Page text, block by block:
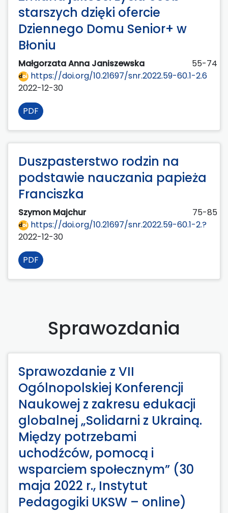
starszych dzięki ofercie
Dziennego Domu Senior+ w
Błoniu
Małgorzata Anna Janiszewska
55-74
https://doi.org/10.21697/snr.2022.59-60.1-2.6
2022-12-30
PDF
Duszpasterstwo rodzin na
podstawie nauczania papieża
Franciszka
Szymon Majchur
75-85
https://doi.org/10.21697/snr.2022.59-60.1-2.?
2022-12-30
PDF
Sprawozdania
Sprawozdanie z VII
Ogólnopolskiej Konferencji
Naukowej z zakresu edukacji
globalnej „Solidarni z Ukrainą.
Między potrzebami
uchodźców, pomocą i
wsparciem społecznym” (30
maja 2022 r., Instytut
Pedagogiki UKSW – online)